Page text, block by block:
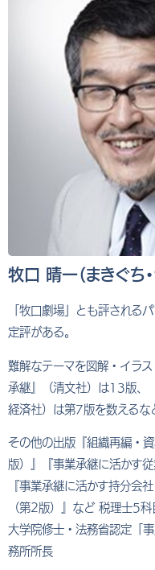
牧口 晴一（まきぐち
「牧口劇場」とも評される
定評がある。
難解なテーマを図解・イラ
承継』（清文社）は13版、
経済社）は第7版を数えるな
その他の出版『組織再編・
版）』『事業承継に活かす
『事業承継に活かす持分会
（第2版）』など 税理士5
大学院修士・法務省認定「
務所所長